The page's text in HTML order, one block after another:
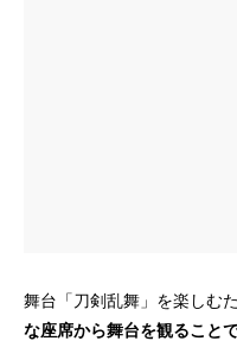
舞台「刀剣乱舞」を楽しむ
な座席から舞台を観ることで